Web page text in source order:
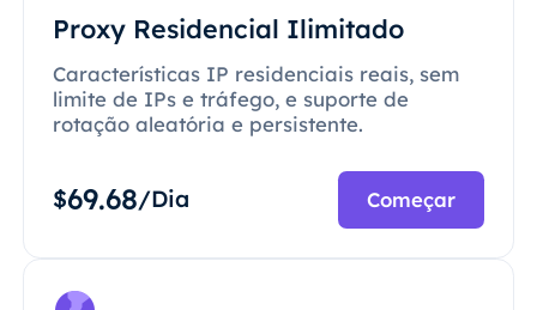
Proxy Residencial Ilimitado
Características IP residenciais reais, sem
limite de IPs e tráfego, e suporte de
rotação aleatória e persistente.
$69.68/Dia Começar